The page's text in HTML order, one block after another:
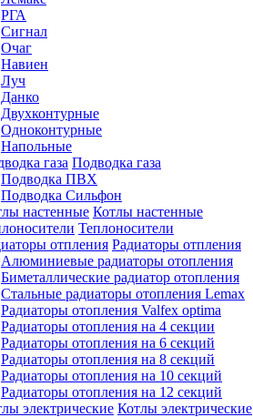
РГА
Сигнал
Очаг
Навиен
Луч
Данко
Двухконтурные
Одноконтурные
Напольные
Подводка газа
Подводка ПВХ
Подводка Сильфон
Котлы настенные
Теплоносители
Радиаторы отпления
Алюминиевые радиаторы отопления
Биметаллические радиатор отопления
Стальные радиаторы отопления Lemax
Радиаторы отопления Valfex optima
Радиаторы отопления на 4 секции
Радиаторы отопления на 6 секций
Радиаторы отопления на 8 секций
Радиаторы отопления на 10 секций
Радиаторы отопления на 12 секций
Котлы электрические